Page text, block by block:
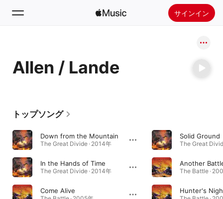
サインイン
ホーム
ラジオ
Allen / Lande
トップソング
Down from the Mountain
The Great Divide · 2014年
In the Hands of Time
The Great Divide · 2014年
Come Alive
Solid Ground
The Great
Another
The Battle ·
Hunter's